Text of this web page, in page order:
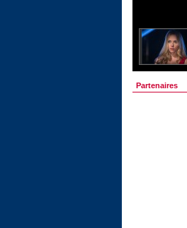
Partenaires